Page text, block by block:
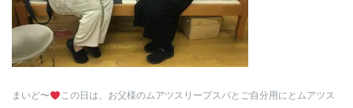
まいど〜
この日は、お父様のムアツスリープスパとご自分用にとムアツス